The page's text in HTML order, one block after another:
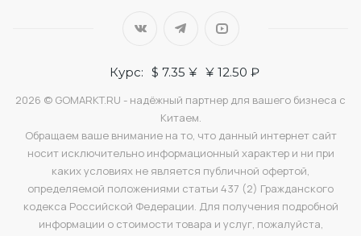
Курс: $ 7.35 ¥ ¥ 12.50 ₽
2026 © GOMARKT.RU - надёжный партнер для вашего бизнеса с
Китаем.
Обращаем ваше внимание на то, что данный интернет сайт
носит исключительно информационный характер и ни при
каких условиях не является публичной офертой,
определяемой положениями статьи 437 (2) Гражданского
кодекса Российской Федерации. Для получения подробной
информации о стоимости товара и услуг, пожалуйста,